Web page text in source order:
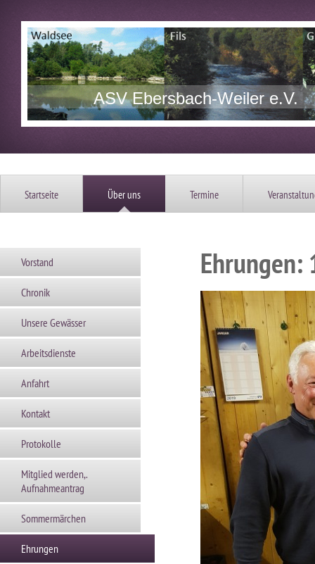
ASV Ebersbach-Weiler e.V.
Startseite Über uns Termine
Vorstand
Chronik
Unsere Gewässer
Arbeitsdienste
Anfahrt
Kontakt
Protokolle
Mitglied werden,.
Aufnahmeantrag
Sommermärchen
Ehrungen